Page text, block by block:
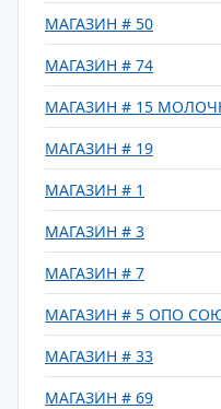
МАГАЗИН # 50
МАГАЗИН # 74
МАГАЗИН # 15
МАГАЗИН # 19
МАГАЗИН # 1
МАГАЗИН # 3
МАГАЗИН # 7
МАГАЗИН # 5 ОПО
МАГАЗИН # 33
МАГАЗИН # 69